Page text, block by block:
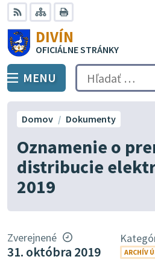
Preskočiť
na
obsah
RSS Mapa
DIVÍN
OFICIÁLNE STRÁNKY
PREPNÚŤ
MENU Hľadať:
Oznamenie o
distribucie
2019
Domov Dokumenty
Zverejnené
31. októbra 2019 ARCHÍV